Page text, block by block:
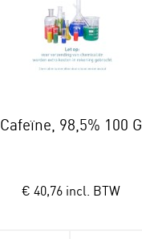
Cafeïne, 98,5% 100 G
€ 40,76 incl. BTW